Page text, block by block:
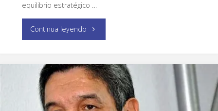
equilibrio estratégico …
Continua leyendo